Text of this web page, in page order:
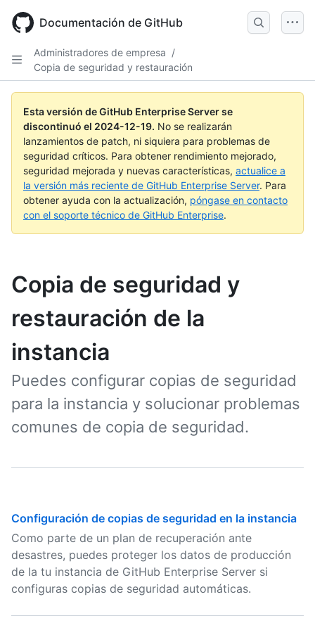
main
Documentación de GitHub
Administradores de empresa /
Copia de seguridad y restauración
Esta versión de GitHub Enterprise Server se
discontinuó el 2024-12-19. No se realizarán
lanzamientos de patch, ni siquiera para problemas de
seguridad críticos. Para obtener rendimiento mejorado,
seguridad mejorada y nuevas características, actualice a
la versión más reciente de GitHub Enterprise Server. Para
obtener ayuda con la actualización, póngase en contacto
con el soporte técnico de GitHub Enterprise.
Copia de seguridad y
restauración de la
instancia
Puedes configurar copias de seguridad
para la instancia y solucionar problemas
comunes de copia de seguridad.
Configuración de copias de seguridad en la instancia
Como parte de un plan de recuperación ante
desastres, puedes proteger los datos de producción
de la tu instancia de GitHub Enterprise Server si
configuras copias de seguridad automáticas.